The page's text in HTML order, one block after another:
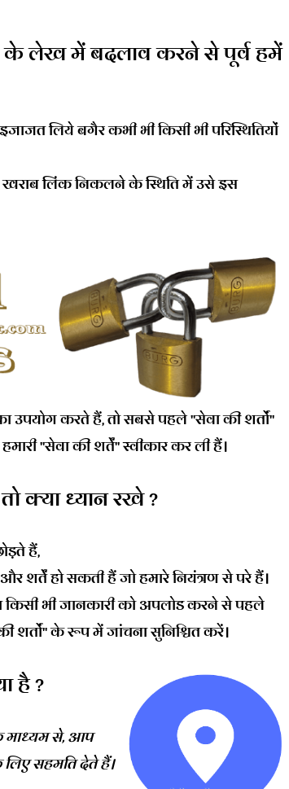
के लेख में बदलाव करने से पूर्व हमें
लिये बगैर कभी भी किसी भी परिस्थितियों
लिंक निकलने के स्थिति में उसे इस
करते हैं, तो सबसे पहले "सेवा की शर्तों"
"सेवा की शर्तें" स्वीकार कर ली हैं।
क्या ध्यान रखे ?
हैं,
शर्तें हो सकती हैं जो हमारे नियंत्रण से परे हैं।
भी जानकारी को अपलोड करने से पहले
शर्तों" के रूप में जांचना सुनिश्चित करें।
है ?
माध्यम से, आप
सहमति देते हैं।